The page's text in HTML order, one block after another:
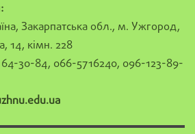
Закарпатська обл., м. Ужгород,
14, кімн. 228
30-84, 066-5716240, 096-123-89-